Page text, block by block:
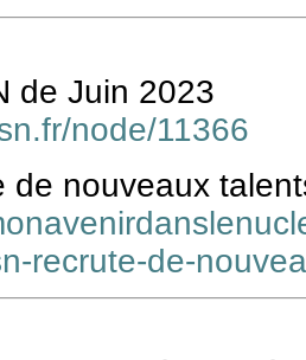
de Juin 2023
node/11366
de nouveaux
recrute-de-